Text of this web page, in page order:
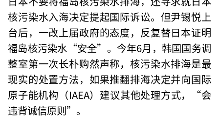
核污染水入海决定提起国际诉讼。但尹锡悦上
台后，一改上届政府的态度，反复替日本证明
福岛核污染水“安全”。今年6月，韩国国务调
整室第一次长朴购然声称，核污染水排海是最
现实的处置方法，如果推翻排海决定并向国际
原子能机构（IAEA）建议其他处理方式，“会
违背诚信原则”。